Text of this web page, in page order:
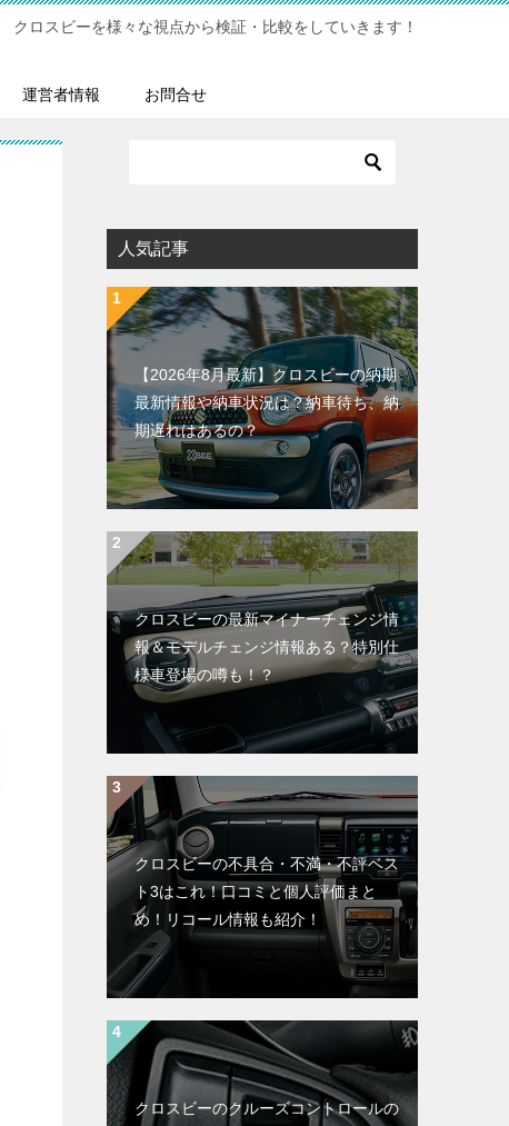
クロスビーを様々な視点から検証・比較をしていきます！
運営者情報 お問合せ
人気記事
【2026年8月最新】クロスビーの納期
最新情報や納車状況は？納車待ち、納
期遅れはあるの？
クロスビーの最新マイナーチェンジ情
報＆モデルチェンジ情報ある？特別仕
様車登場の噂も！？
クロスビーの不具合・不満・不評ベス
ト3はこれ！口コミと個人評価まと
め！リコール情報も紹介！
クロスビーのクルーズコントロールの